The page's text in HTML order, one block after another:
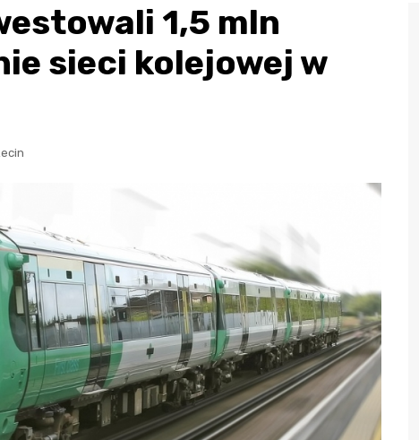
1,5 mln
sieci kolejowej w